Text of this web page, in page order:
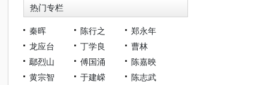
热门专栏
秦晖 陈行之
郑永年
龙应台
丁学良
曹林
鄢烈山
傅国涌
陈嘉映
黄宗智
于建嵘
陈志武